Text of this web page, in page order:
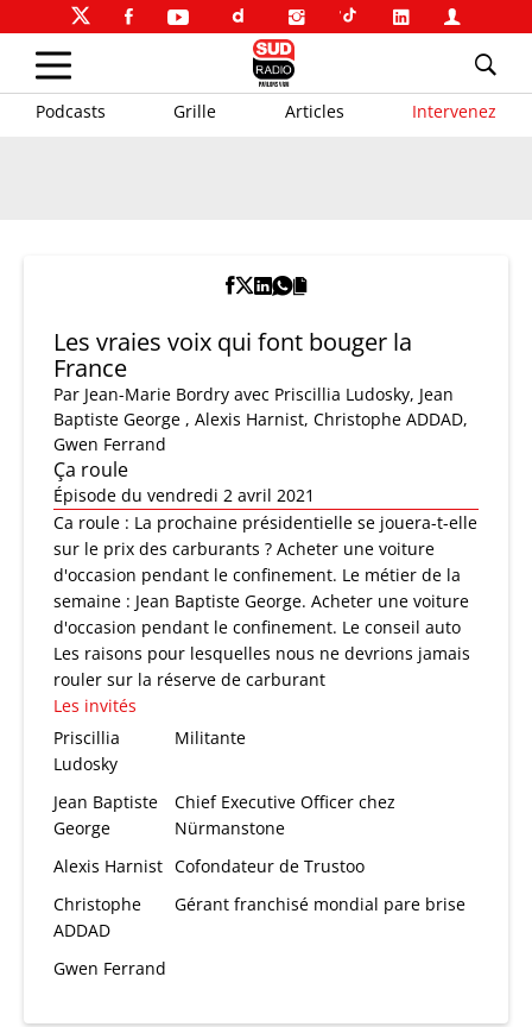
Podcasts Grille Articles Intervenez
Les vraies voix qui font bouger la
France
Par Jean-Marie Bordry avec Priscillia Ludosky, Jean
Baptiste George , Alexis Harnist, Christophe ADDAD,
Gwen Ferrand
Ça roule
Épisode du vendredi 2 avril 2021
Ca roule : La prochaine présidentielle se jouera-t-elle
sur le prix des carburants ? Acheter une voiture
d'occasion pendant le confinement. Le métier de la
semaine : Jean Baptiste George. Acheter une voiture
d'occasion pendant le confinement. Le conseil auto
Les raisons pour lesquelles nous ne devrions jamais
rouler sur la réserve de carburant
Les invités
Priscillia
Ludosky
Militante
Jean Baptiste
George
Chief Executive Officer chez
Nürmanstone
Alexis Harnist Cofondateur de Trustoo
Christophe
ADDAD
Gérant franchisé mondial pare brise
Gwen Ferrand